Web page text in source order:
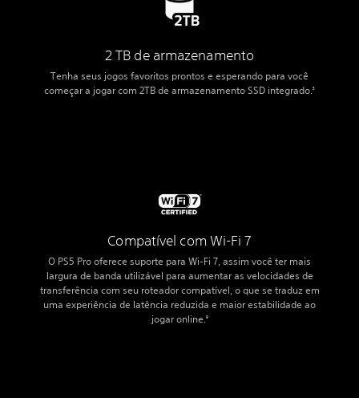
2 TB de armazenamento
Tenha seus jogos favoritos prontos e esperando para você
começar a jogar com 2TB de armazenamento SSD integrado.3
Compatível com Wi-Fi 7
O PS5 Pro oferece suporte para Wi-Fi 7, assim você ter mais
largura de banda utilizável para aumentar as velocidades de
transferência com seu roteador compatível, o que se traduz em
uma experiência de latência reduzida e maior estabilidade ao
jogar online. 9